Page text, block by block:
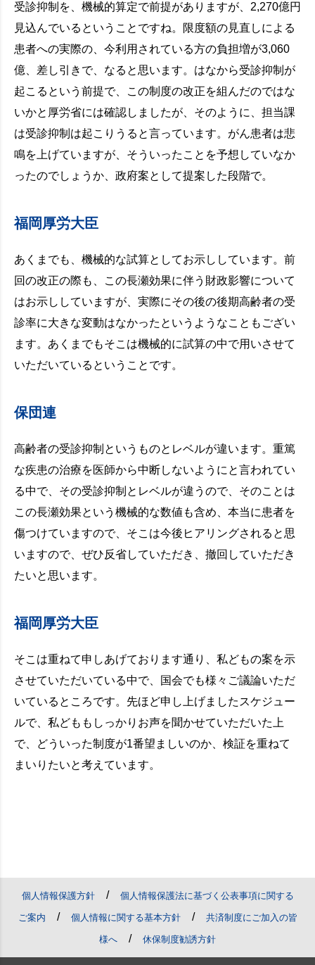
受診抑制を、機械的算定で前提がありますが、2,270億円
見込んでいるということですね。限度額の見直しによる
患者への実際の、今利用されている方の負担増が3,060
億、差し引きで、なると思います。はなから受診抑制が
起こるという前提で、この制度の改正を組んだのではな
いかと厚労省には確認しましたが、そのように、担当課
は受診抑制は起こりうると言っています。がん患者は悲
鳴を上げていますが、そういったことを予想していなか
ったのでしょうか、政府案として提案した段階で。
福岡厚労大臣
あくまでも、機械的な試算としてお示ししています。前
回の改正の際も、この長瀬効果に伴う財政影響について
はお示ししていますが、実際にその後の後期高齢者の受
診率に大きな変動はなかったというようなこともござい
ます。あくまでもそこは機械的に試算の中で用いさせて
いただいているということです。
保団連
高齢者の受診抑制というものとレベルが違います。重篤
な疾患の治療を医師から中断しないようにと言われてい
る中で、その受診抑制とレベルが違うので、そのことは
この長瀬効果という機械的な数値も含め、本当に患者を
傷つけていますので、そこは今後ヒアリングされると思
いますので、ぜひ反省していただき、撤回していただき
たいと思います。
福岡厚労大臣
そこは重ねて申しあげております通り、私どもの案を示
させていただいている中で、国会でも様々ご議論いただ
いているところです。先ほど申し上げましたスケジュー
ルで、私どももしっかりお声を聞かせていただいた上
で、どういった制度が1番望ましいのか、検証を重ねて
まいりたいと考えています。
個人情報保護方針/ 個人情報保護法に基づく公表事項に関する
ご案内 / 個人情報に関する基本方針/ 共済制度にご加入の皆
様へ / 休保制度勧誘方針